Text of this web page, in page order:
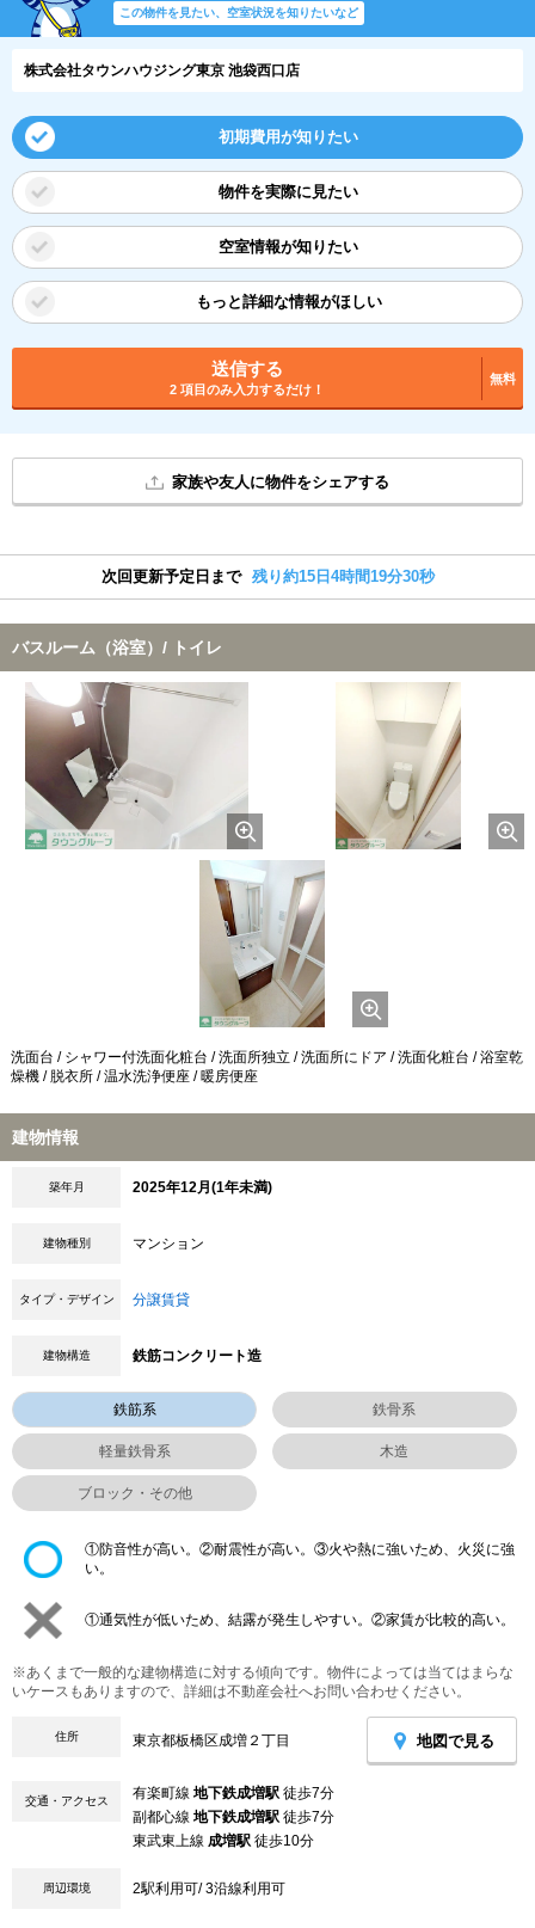
この物件を見たい、空室状況を知りたいなど
株式会社タウンハウジング東京 池袋西口店
初期費用が知りたい
物件を実際に見たい
空室情報が知りたい
もっと詳細な情報がほしい
送信する
2 項目のみ入力するだけ！
無料
家族や友人に物件をシェアする
次回更新予定日まで 残り約15日4時間19分30秒
バスルーム（浴室）/ トイレ
洗面台 / シャワー付洗面化粧台 / 洗面所独立 / 洗面所にドア / 洗面化粧台 / 浴室乾
燥機 / 脱衣所 / 温水洗浄便座 / 暖房便座
建物情報
築年月 2025年12月(1年未満)
建物種別 マンション
タイプ・デザイン 分譲賃貸
建物構造 鉄筋コンクリート造
鉄筋系 鉄骨系
軽量鉄骨系 木造
ブロック・その他
①防音性が高い。②耐震性が高い。③火や熱に強いため、火災に強
い。
①通気性が低いため、結露が発生しやすい。②家賃が比較的高い。
※あくまで一般的な建物構造に対する傾向です。物件によっては当てはまらな
いケースもありますので、詳細は不動産会社へお問い合わせください。
住所 東京都板橋区成増２丁目 地図で見る
交通・アクセス 有楽町線 地下鉄成増駅 徒歩7分
副都心線 地下鉄成増駅 徒歩7分
東武東上線 成増駅 徒歩10分
周辺環境 2駅利用可/ 3沿線利用可